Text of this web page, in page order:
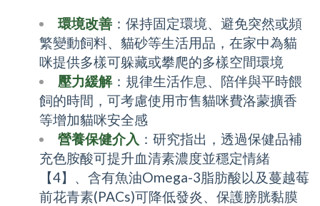
環境改善 ：保持固定環境、避免突然或頻
繁變動飼料、貓砂等生活用品，在家中為貓
咪提供多樣可躲藏或攀爬的多樣空間環境
壓力緩解：規律生活作息、陪伴與平時餵
飼的時間，可考慮使用市售貓咪費洛蒙擴香
等增加貓咪安全感
營養保健介入 ：研究指出，透過保健品補
充色胺酸可提升血清素濃度並穩定情緒
【4】、含有魚油Omega-3脂肪酸以及蔓越莓
前花青素(PACs)可降低發炎、保護膀胱黏膜